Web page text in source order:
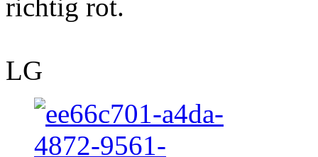
richtig rot.
LG